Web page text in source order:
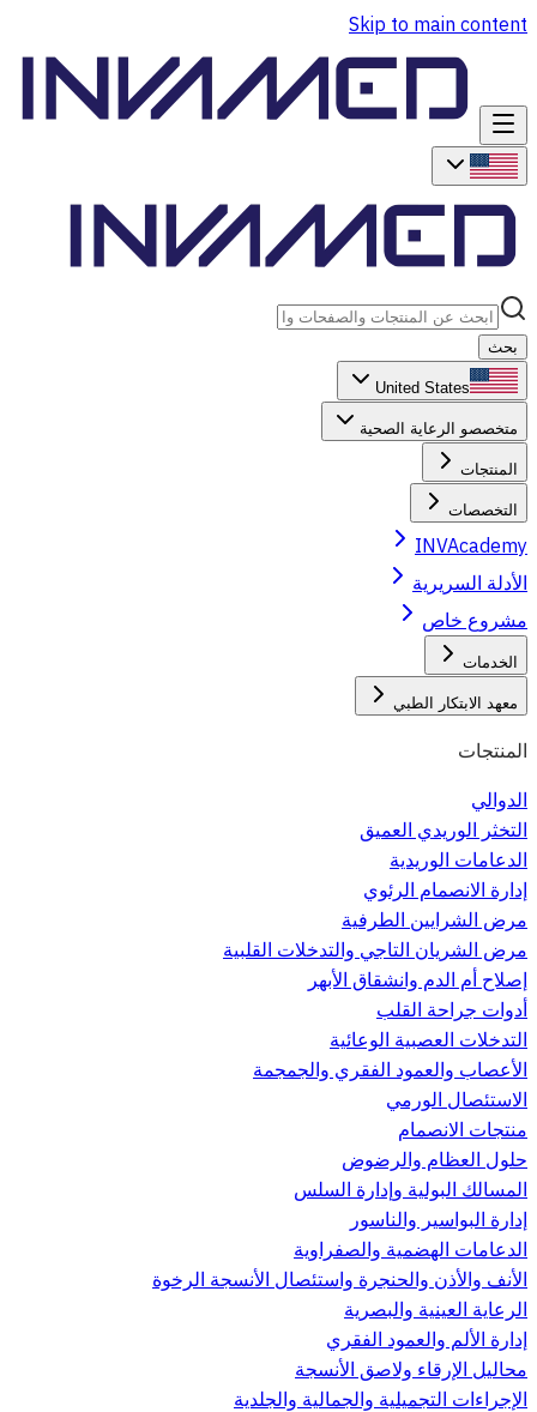
Skip to main content
بحث
United States
متخصصو الرعاية الصحية
المنتجات
التخصصات
INVAcademy
الأدلة السريرية
مشروع خاص
الخدمات
معهد الابتكار الطبي
المنتجات
الدوالي
التخثر الوريدي العميق
الدعامات الوريدية
إدارة الانصمام الرئوي
مرض الشرايين الطرفية
مرض الشريان التاجي والتدخلات القلبية
إصلاح أم الدم وانشقاق الأبهر
أدوات جراحة القلب
التدخلات العصبية الوعائية
الأعصاب والعمود الفقري والجمجمة
الاستئصال الورمي
منتجات الانصمام
حلول العظام والرضوض
المسالك البولية وإدارة السلس
إدارة البواسير والناسور
الدعامات الهضمية والصفراوية
الأنف والأذن والحنجرة واستئصال الأنسجة الرخوة
الرعاية العينية والبصرية
إدارة الألم والعمود الفقري
محاليل الإرقاء ولاصق الأنسجة
الإجراءات التجميلية والجمالية والجلدية